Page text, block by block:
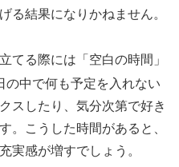
る結果になりかねません。
てる際には「空白の時間」
の中で何も予定を入れない
スしたり、気分次第で好き
。こうした時間があると、
実感が増すでしょう。